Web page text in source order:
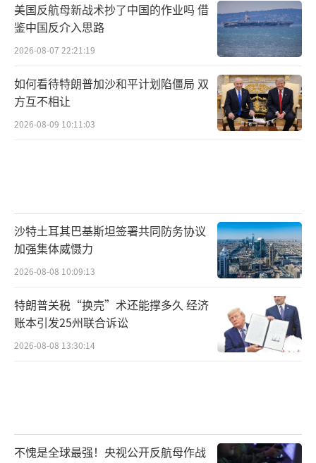
美国反航母新战术抄了中国的作业吗 借
鉴中国反介入思路
2026-08-07 22:21:19
如何看待特朗普加沙和平计划陷僵局 双
方互不相让
2026-08-09 10:11:03
沙特土耳其巴基斯坦签署共同防务协议
加强集体威慑力
2026-08-08 10:09:13
特朗普关税“换壳”术还能撑多久 经济
账本引发25州联合诉讼
2026-08-08 13:30:14
不愧是全球最强！央视公开反航母作战